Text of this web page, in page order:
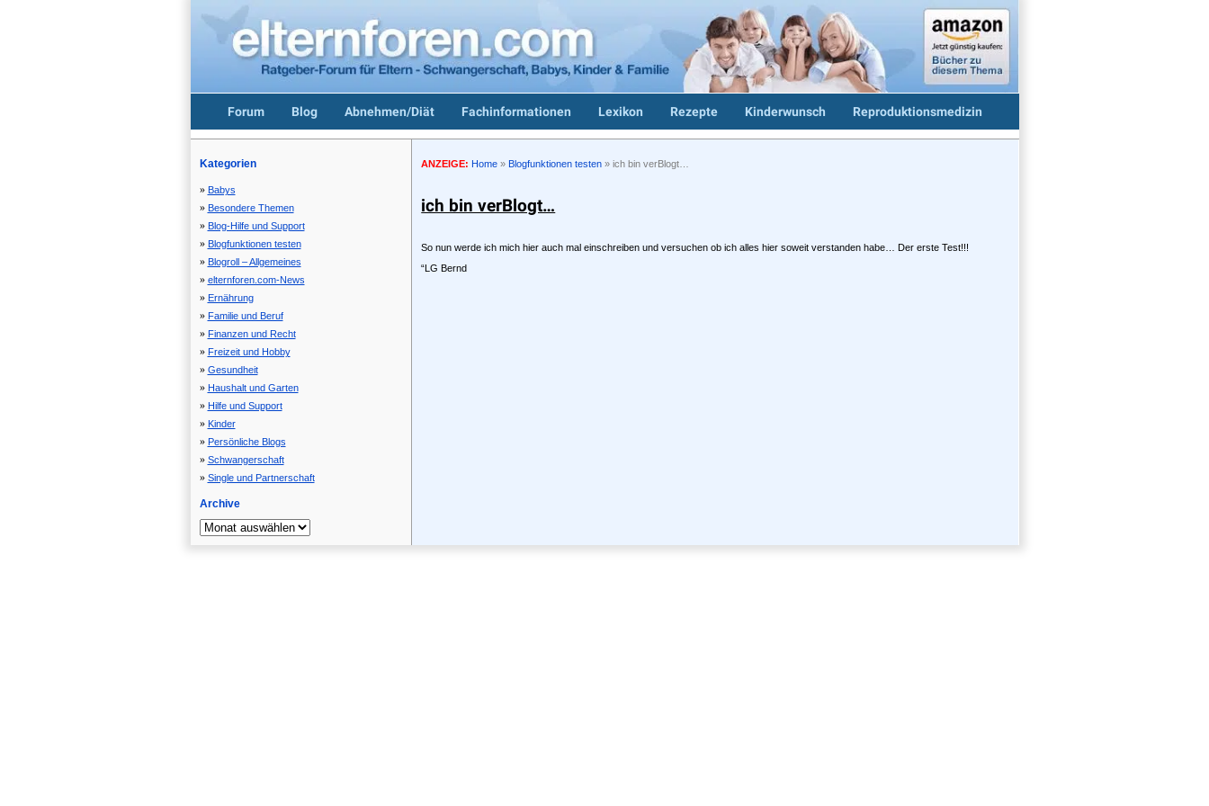
Forum Blog Abnehmen/Diät Fachinformationen Lexikon Rezepte Kinderwunsch Reproduktionsmedizin
Kategorien
Babys
Besondere Themen
Blog-Hilfe und Support
Blogfunktionen testen
Blogroll – Allgemeines
elternforen.com-News
Ernährung
Familie und Beruf
Finanzen und Recht
Freizeit und Hobby
Gesundheit
Haushalt und Garten
Hilfe und Support
Kinder
Persönliche Blogs
Schwangerschaft
Single und Partnerschaft
Archive
ANZEIGE: Home » Blogfunktionen testen »ich bin verBlogt…
ich bin verBlogt…
So nun werde ich mich hier auch mal einschreiben und versuchen ob ich alles hier soweit verstanden habe… Der erste Test!!!
“LG Bernd